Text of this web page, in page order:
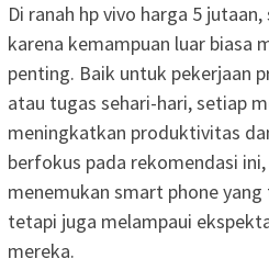
Di ranah hp vivo harga 5
karena kemampuan luar biasa
penting. Baik untuk pekerjaan
atau tugas sehari-hari, setiap
meningkatkan produktivitas
berfokus pada rekomendasi
menemukan smart phone
tetapi juga melampaui
mereka.